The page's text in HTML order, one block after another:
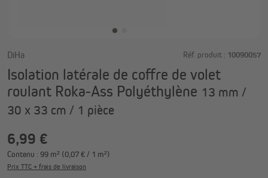
DiHa Réf. produit : 10090057
Isolation latérale de coffre de volet
roulant Roka-Ass Polyéthylène 13 mm /
30 x 33 cm / 1 pièce
6,99 €
Contenu : 99 m² (0,07 € / 1 m²)
Prix TTC + frais de livraison